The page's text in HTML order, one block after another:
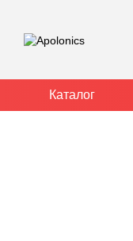
Каталог